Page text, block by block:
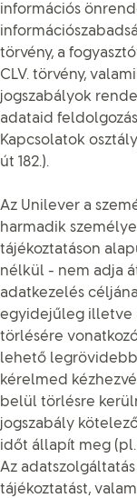
információs
törvény, a
CLV. törvény,
jogszabályok
adataid
Kapcsolatok
út 182.).
Az Unilever a
harmadik
tájékoztatáson
nélkül - nem adja
adatkezelés
egyidejűleg illetve
törlésére
lehető
kérelmed
belül törlésre
jogszabály
időt állapít meg (pl.
Az
tájékoztatást,